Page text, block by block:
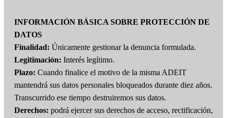
INFORMACIÓN BÁSICA SOBRE PROTECCIÓN DE
DATOS
Finalidad: Únicamente gestionar la denuncia formulada.
Legitimación: Interés legítimo.
Plazo: Cuando finalice el motivo de la misma ADEIT
mantendrá sus datos personales bloqueados durante diez años.
Transcurrido ese tiempo destruiremos sus datos.
Derechos: podrá ejercer sus derechos de acceso, rectificación,